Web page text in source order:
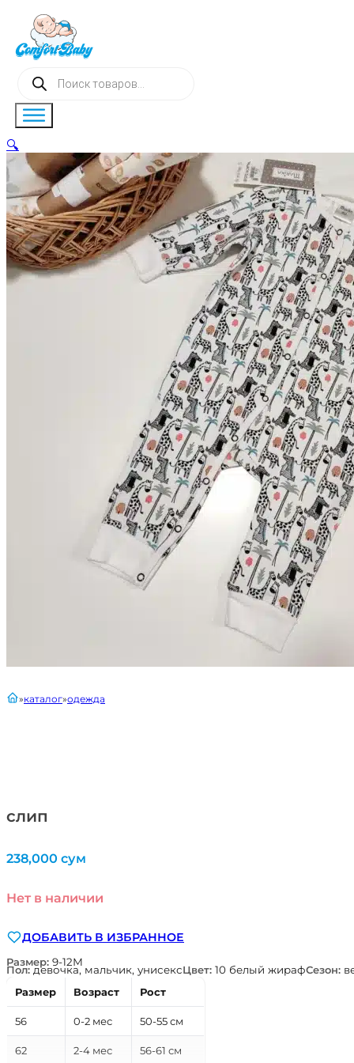
Поиск
товаров
слип
главнаякаталог одежда
238,000 сум
Нет в наличии
ДОБАВИТЬ В ИЗБРАННОЕ
Размер: 9-12М
Пол:девочка, мальчик, унисексЦвет: 10 белый жирафСезон:
Размер
Возраст Рост
56 0-2 мес 50-55 см
62 2-4 мес 56-61 см
🔍